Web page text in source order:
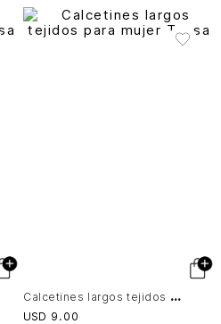
C
alcetines largos tejidos para mujer Tessa
USD 9 . 00